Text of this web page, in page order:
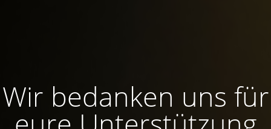
Wir bedanken uns für